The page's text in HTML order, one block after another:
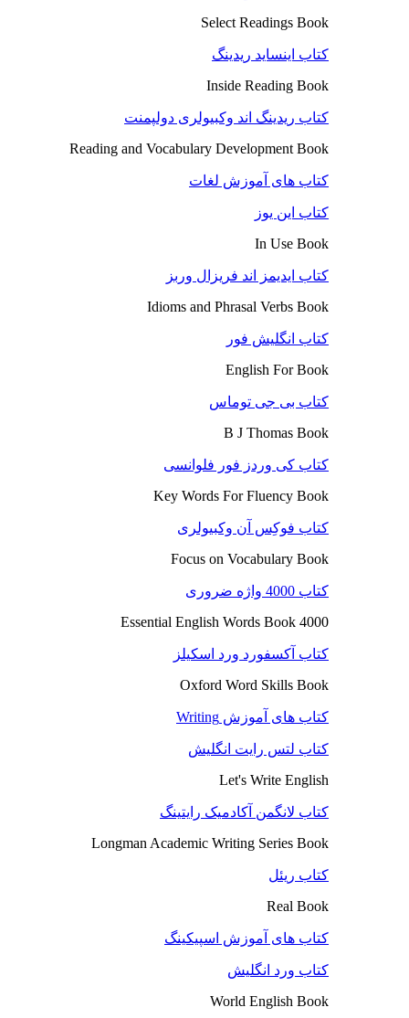
Select Readings Book
کتاب اینساید ریدینگ
Inside Reading Book
کتاب ریدینگ اند وکبیولری دولپمنت
Reading and Vocabulary Development Book
کتاب های آموزش لغات
کتاب این یوز
In Use Book
کتاب ایدیمز اند فریزال وربز
Idioms and Phrasal Verbs Book
کتاب انگلیش فور
English For Book
کتاب بی جی توماس
B J Thomas Book
کتاب کی وردز فور فلوانسی
Key Words For Fluency Book
کتاب فوکِس آن وکبیولری
Focus on Vocabulary Book
کتاب 4000 واژه ضروری
4000 Essential English Words Book
کتاب آکسفورد ورد اسکیلز
Oxford Word Skills Book
کتاب های آموزش Writing
کتاب لتس رایت انگلیش
Let's Write English
کتاب لانگمن آکادمیک رایتینگ
Longman Academic Writing Series Book
کتاب ریئل
Real Book
کتاب های آموزش اسپیکینگ
کتاب ورد انگلیش
World English Book